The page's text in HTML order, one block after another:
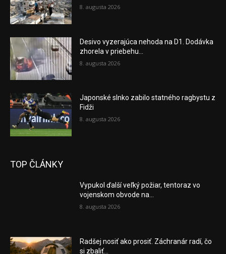
8. augusta 2026
Desivo vyzerajúca nehoda na D1. Dodávka
zhorela v priebehu...
8. augusta 2026
Japonské slnko zabilo statného ragbystu z
Fidži
8. augusta 2026
TOP ČLÁNKY
Vypukol ďalší veľký požiar, tentoraz vo
vojenskom obvode na...
8. augusta 2026
Radšej nosiť ako prosiť. Záchranár radí, čo
si zbaliť...